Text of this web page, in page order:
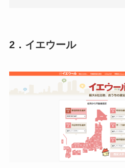
2．イエウール